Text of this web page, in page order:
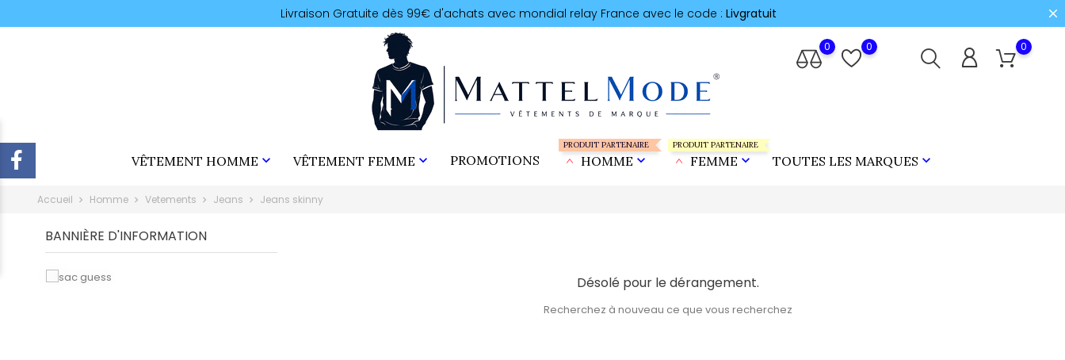
Livraison Gratuite dès 99€ d'achats avec mondial relay France avec le code : Livgratuit
0
0
0
VÊTEMENT HOMME  VÊTEMENT FEMME  PROMOTIONS
PRODUIT PARTENAIRE
HOMME 
PRODUIT PARTENAIRE
FEMME  TOUTES LES MARQUES 
Accueil Homme Vetements Jeans Jeans skinny
BANNIÈRE D'INFORMATION
Désolé pour le dérangement.
Recherchez à nouveau ce que vous recherchez